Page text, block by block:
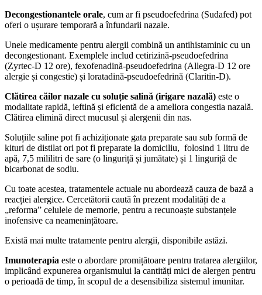
Decongestionantele orale, cum ar fi pseudoefedrina (Sudafed) pot
oferi o ușurare temporară a înfundarii nazale.
Unele medicamente pentru alergii combină un antihistaminic cu un
decongestionant. Exemplele includ cetirizină-pseudoefedrina
(Zyrtec-D 12 ore), fexofenadină-pseudoefedrina (Allegra-D 12 ore
alergie și congestie) și loratadină-pseudoefedrină (Claritin-D).
Clătirea căilor nazale cu soluție salină (irigare nazală) este o
modalitate rapidă, ieftină și eficientă de a ameliora congestia nazală.
Clătirea elimină direct mucusul și alergenii din nas.
Soluțiile saline pot fi achiziționate gata preparate sau sub formă de
kituri de distilat ori pot fi preparate la domiciliu, folosind 1 litru de
apă, 7,5 mililitri de sare (o linguriță și jumătate) și 1 linguriță de
bicarbonat de sodiu.
Cu toate acestea, tratamentele actuale nu abordează cauza de bază a
reacției alergice. Cercetătorii caută în prezent modalități de a
„reforma” celulele de memorie, pentru a recunoaște substanțele
inofensive ca neamenințătoare.
Există mai multe tratamente pentru alergii, disponibile astăzi.
Imunoterapia este o abordare promițătoare pentru tratarea alergiilor,
implicând expunerea organismului la cantități mici de alergen pentru
o perioadă de timp, în scopul de a desensibiliza sistemul imunitar.